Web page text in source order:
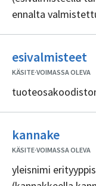
ennalta
esivalmisteet
KÄSITE·VOIMASSA OLEVA
kannakeEi
KÄSITE·VOIMASSA OLEVA
yleisnimi